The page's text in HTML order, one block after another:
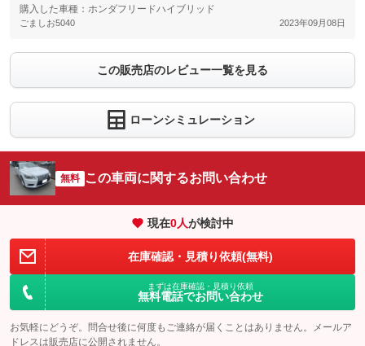
購入した車種：ホンダフリードハイブリッド
ごましお5040 2023年09月08日
この販売店のレビュー一覧を見る
ローンシミュレーション
無料 この車両に関するお問い合わせ
現在0人が検討中
在庫確認・見積り依頼(無料)
まずは在庫確認・見積り依頼
無料電話でお問い合わせ
お気軽にどうぞ。問合せ後に何度もご連絡が届くことはありません。メールア
ドレスは販売店に公開されません。